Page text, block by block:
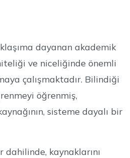
dayanan akademik
ve niceliğinde önemli
çalışmaktadır. Bilindiği
öğrenmiş,
sisteme dayalı bir
kaynaklarını